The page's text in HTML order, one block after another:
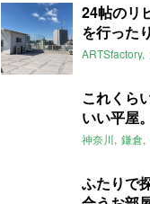
24帖のリ
を行った
ARTSfactory
これくら
いい平屋。
神奈川 鎌倉
ふたりで